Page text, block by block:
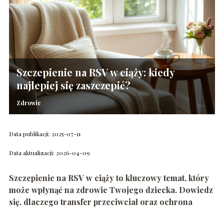
Szczepienie na RSV w ciąży: kiedy
najlepiej się zaszczepić?
Zdrowie
Data publikacji: 2025-07-11
Data aktualizacji: 2026-04-09
Szczepienie na RSV w ciąży to kluczowy temat, który
może wpłynąć na zdrowie Twojego dziecka. Dowiedz
się, dlaczego transfer przeciwciał oraz ochrona